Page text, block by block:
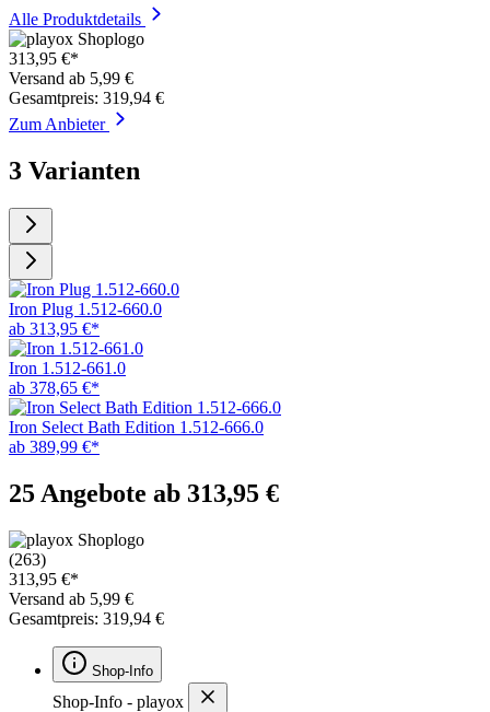
Alle Produktdetails
313,95 €*
Versand ab 5,99 €
Gesamtpreis: 319,94 €
Zum Anbieter
3 Varianten
Iron Plug 1.512-660.0
ab 313,95 €*
Iron 1.512-661.0
ab 378,65 €*
Iron Select Bath Edition 1.512-666.0
ab 389,99 €*
25 Angebote ab 313,95 €
(263)
313,95 €*
Versand ab 5,99 €
Gesamtpreis: 319,94 €
Shop-Info
Shop-Info - playox